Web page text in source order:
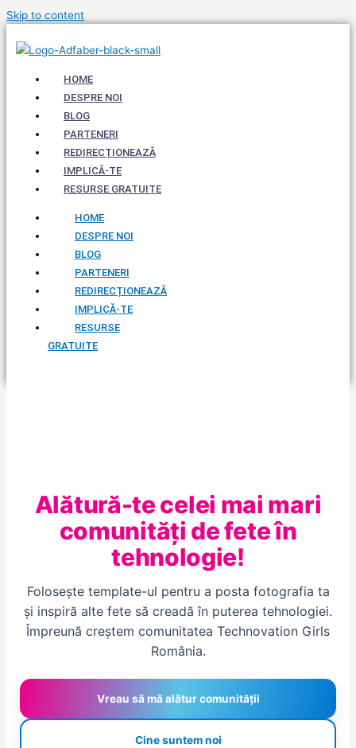
Skip to content
HOME
DESPRE NOI
BLOG
PARTENERI
REDIRECȚIONEAZĂ
IMPLICĂ-TE
RESURSE GRATUITE
HOME
DESPRE NOI
BLOG
PARTENERI
REDIRECȚIONEAZĂ
IMPLICĂ-TE
RESURSE
GRATUITE
Alătură-te celei mai mari
comunități de fete în
tehnologie!
Folosește template-ul pentru a posta fotografia ta
și inspiră alte fete să creadă în puterea tehnologiei.
Împreună creștem comunitatea Technovation Girls
România.
Vreau să mă alătur comunității
Cine suntem noi